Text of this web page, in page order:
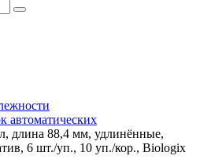
автоматических
длина 88,4 мм, удлинённые,
6 шт./уп., 10 уп./кор., Biologix